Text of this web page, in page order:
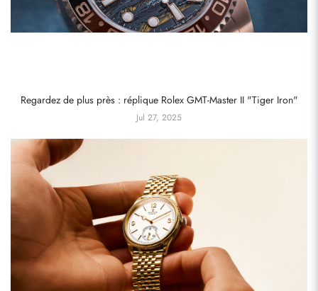
Regardez de plus près : réplique Rolex GMT-Master II "Tiger Iron"
Jul 27, 2025